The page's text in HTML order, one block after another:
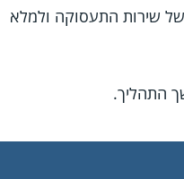
של שירות התעסוקה ולמלא
התהליך.